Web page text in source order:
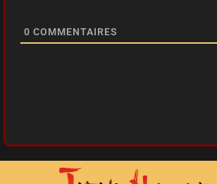
0 COMMENTAIRES